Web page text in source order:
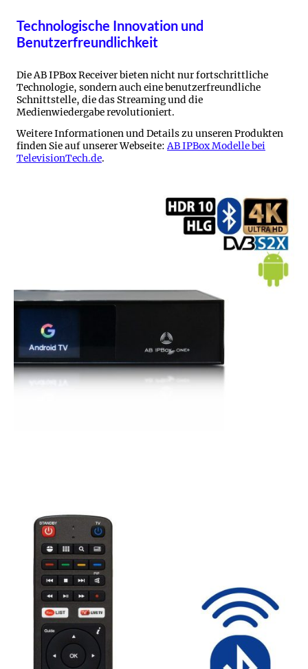
Technologische Innovation und
Benutzerfreundlichkeit
Die AB IPBox Receiver bieten nicht nur fortschrittliche
Technologie, sondern auch eine benutzerfreundliche
Schnittstelle, die das Streaming und die
Medienwiedergabe revolutioniert.
Weitere Informationen und Details zu unseren Produkten
finden Sie auf unserer Webseite:AB IPBox Modelle bei
TelevisionTech.de.